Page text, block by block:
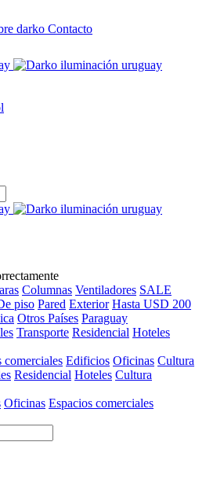
darko Contacto
Columnas Ventiladores SALE
piso Pared Exterior Hasta USD 200
Otros Países Paraguay
Transporte Residencial Hoteles
comerciales Edificios Oficinas Cultura
Residencial Hoteles Cultura
Oficinas Espacios comerciales